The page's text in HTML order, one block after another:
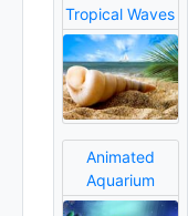
Tropical Waves
Animated
Aquarium